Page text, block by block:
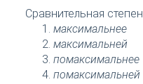
Сравнительная
максимальнее
максимальней
помаксимальнее
помаксимальней